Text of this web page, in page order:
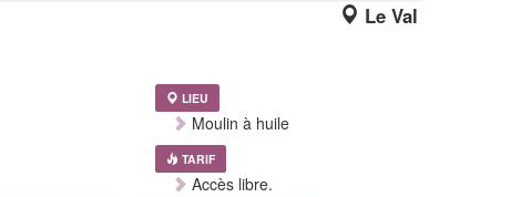
Le Val
LIEU
Moulin à huile
TARIF
Accès libre.